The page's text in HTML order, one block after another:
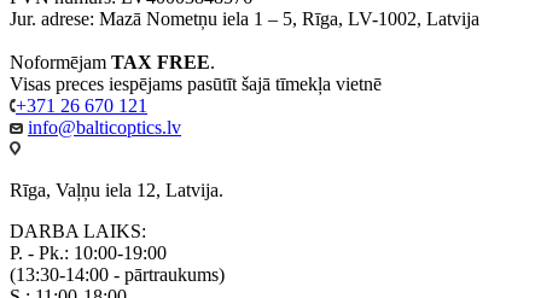
Jur. adrese: Mazā Nometņu iela 1 – 5, Rīga, LV-1002, Latvija
Noformējam TAX FREE.
Visas preces iespējams pasūtīt šajā tīmekļa vietnē
+371 26 670 121
info@balticoptics.lv
Rīga, Vaļņu iela 12, Latvija.
DARBA LAIKS:
P. - Pk.: 10:00-19:00
(13:30-14:00 - pārtraukums)